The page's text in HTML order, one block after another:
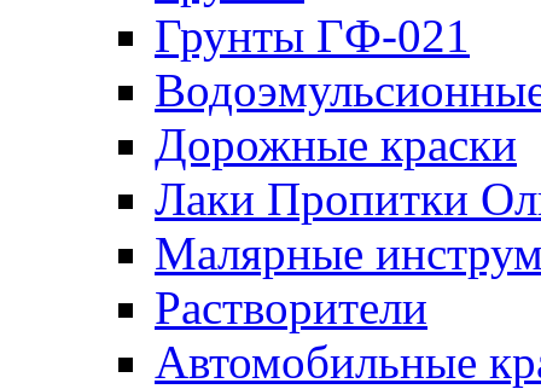
Грунты ГФ-021
Дорожные краски
Лаки Пропитки
Малярные
Растворители
Автомобильные